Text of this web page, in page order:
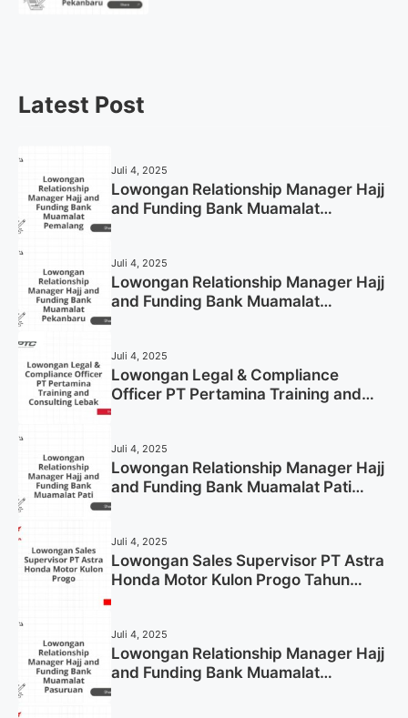
Latest Post
Juli 4, 2025
Lowongan Relationship Manager Hajj
and Funding Bank Muamalat
Juli 4, 2025
Lowongan Relationship Manager Hajj
and Funding Bank Muamalat
Juli 4, 2025
Lowongan Legal & Compliance
Officer PT Pertamina Training and
Juli 4, 2025
Lowongan Relationship Manager Hajj
and Funding Bank Muamalat Pati
Juli 4, 2025
Lowongan Sales Supervisor PT Astra
Honda Motor Kulon Progo Tahun
Juli 4, 2025
Lowongan Relationship Manager Hajj
and Funding Bank Muamalat